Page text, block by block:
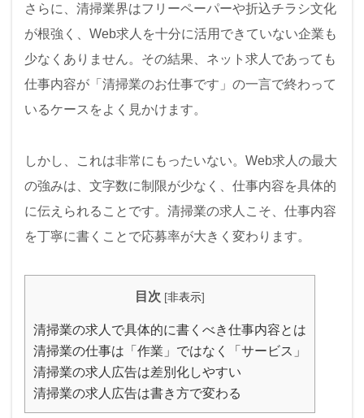
さらに、清掃業界はフリーペーパーや折込チラシ文化
が根強く、Web求人を十分に活用できていない企業も
少なくありません。その結果、ネット求人であっても
仕事内容が「清掃業のお仕事です」の一言で終わって
いるケースをよく見かけます。
しかし、これは非常にもったいない。Web求人の最大
の強みは、文字数に制限が少なく、仕事内容を具体的
に伝えられることです。清掃業の求人こそ、仕事内容
を丁寧に書くことで応募率が大きく変わります。
目次 [非表示]
清掃業の求人で具体的に書くべき仕事内容とは
清掃業の仕事は「作業」ではなく「サービス」
清掃業の求人広告は差別化しやすい
清掃業の求人広告は書き方で変わる